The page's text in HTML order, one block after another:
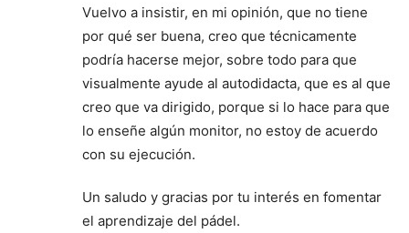
Vuelvo a insistir, en mi opinión, que no tiene
por qué ser buena, creo que técnicamente
podría hacerse mejor, sobre todo para que
visualmente ayude al autodidacta, que es al que
creo que va dirigido, porque si lo hace para que
lo enseñe algún monitor, no estoy de acuerdo
con su ejecución.
Un saludo y gracias por tu interés en fomentar
el aprendizaje del pádel.